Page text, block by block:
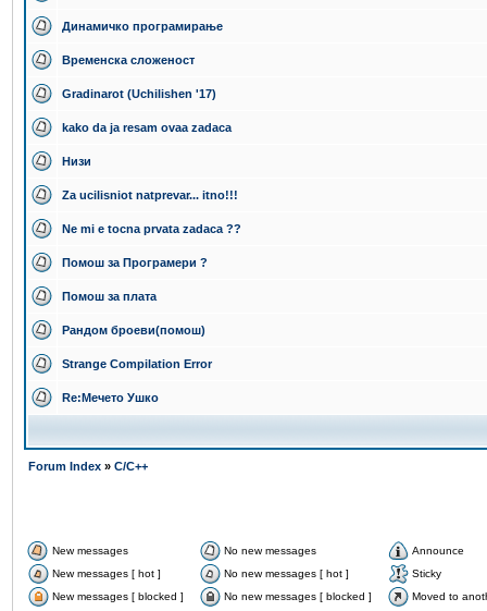
Динамичко програмирање
Временска сложеност
Gradinarot (Uchilishen '17)
kako da ja resam ovaa zadaca
Низи
Za ucilisniot natprevar... itno!!!
Ne mi e tocna prvata zadaca ??
Помош за Програмери ?
Помош за плата
Рандом броеви(помош)
Strange Compilation Error
Re:Мечето Ушко
Forum Index » C/C++
New messages No new messages
Announce
New messages [ hot ]
No new messages [ hot ]
Sticky
New messages [ blocked ]
No new messages [ blocked ] Moved to